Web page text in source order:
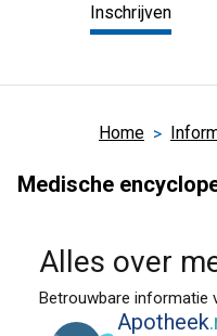
Inschrijven
Home
Medische
Alles over
Betrouwbare informatie
Apotheek